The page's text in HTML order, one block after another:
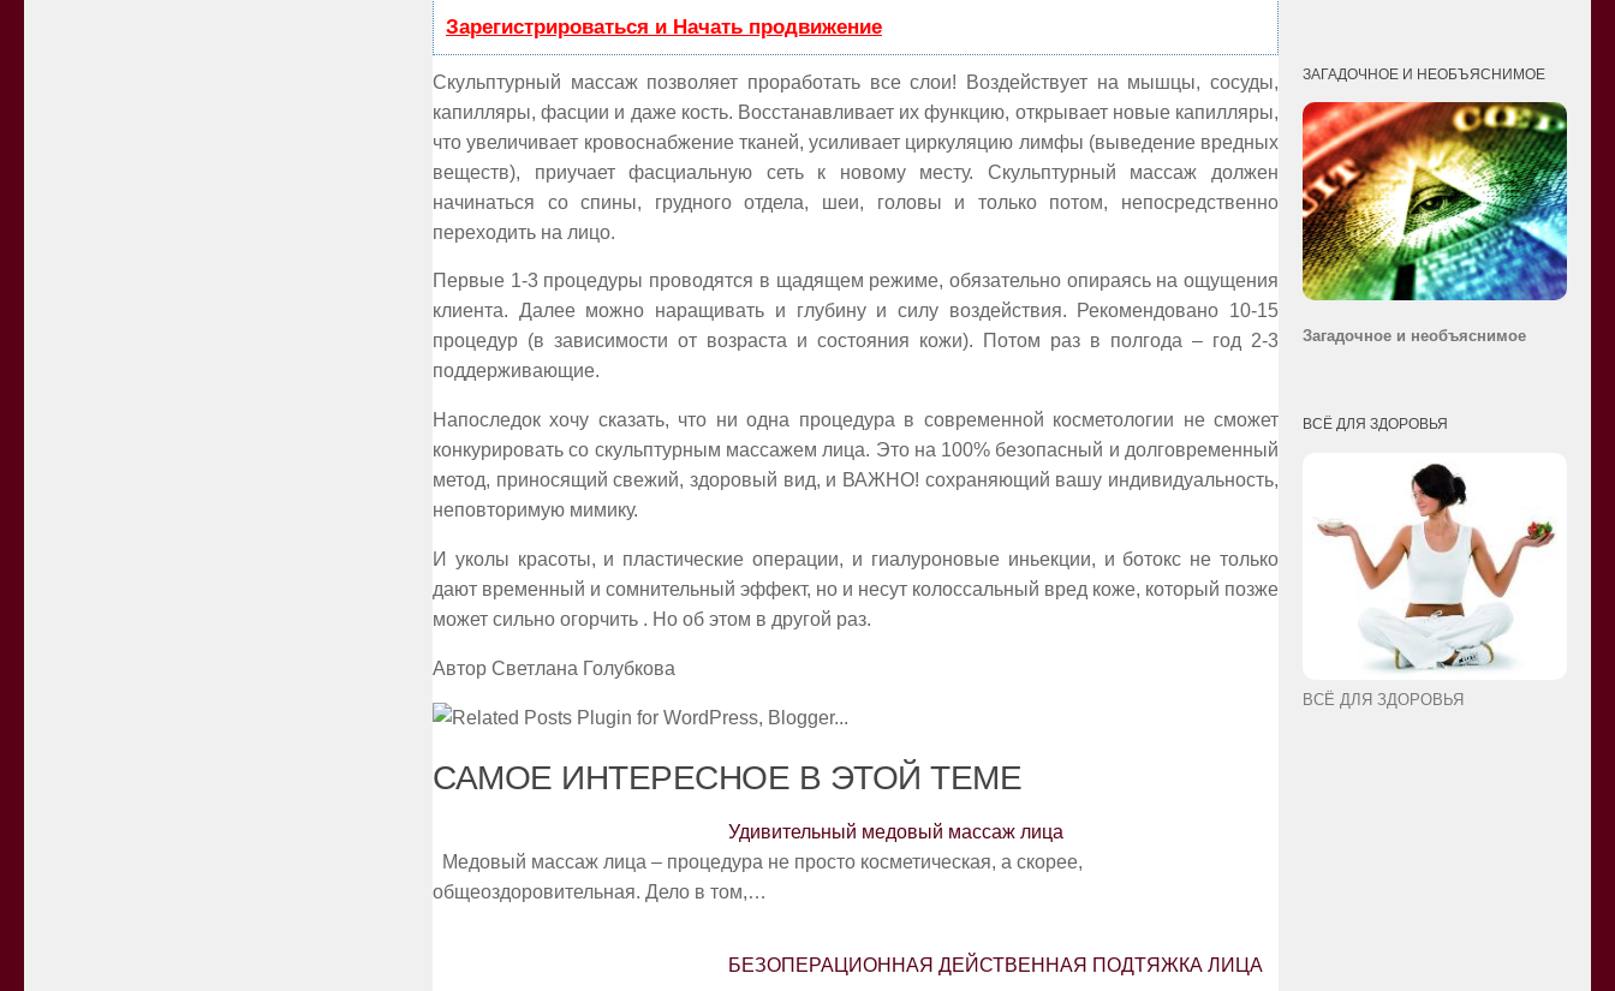
Зарегистрироваться и Начать продвижение
Скульптурный массаж позволяет проработать все слои! Воздействует на мышцы, сосуды,
капилляры, фасции и даже кость. Восстанавливает их функцию, открывает новые капилляры,
что увеличивает кровоснабжение тканей, усиливает циркуляцию лимфы (выведение вредных
веществ), приучает фасциальную сеть к новому месту. Скульптурный массаж должен
начинаться со спины, грудного отдела, шеи, головы и только потом, непосредственно
переходить на лицо.
Первые 1-3 процедуры проводятся в щадящем режиме, обязательно опираясь на ощущения
клиента. Далее можно наращивать и глубину и силу воздействия. Рекомендовано 10-15
процедур (в зависимости от возраста и состояния кожи). Потом раз в полгода – год 2-3
поддерживающие.
Напоследок хочу сказать, что ни одна процедура в современной косметологии не сможет
конкурировать со скульптурным массажем лица. Это на 100% безопасный и долговременный
метод, приносящий свежий, здоровый вид, и ВАЖНО! сохраняющий вашу индивидуальность,
неповторимую мимику.
И уколы красоты, и пластические операции, и гиалуроновые иньекции, и ботокс не только
дают временный и сомнительный эффект, но и несут колоссальный вред коже, который позже
может сильно огорчить . Но об этом в другой раз.
Автор Светлана Голубкова
САМОЕ ИНТЕРЕСНОЕ В ЭТОЙ ТЕМЕ
Удивительный медовый массаж лица
Медовый массаж лица – процедура не просто косметическая, а скорее,
общеоздоровительная. Дело в том,…
БЕЗОПЕРАЦИОННАЯ ДЕЙСТВЕННАЯ ПОДТЯЖКА ЛИЦА
ЗАГАДОЧНОЕ И НЕОБЪЯСНИМОЕ
Загадочное и необъяснимое
ВСЁ ДЛЯ ЗДОРОВЬЯ
ВСЁ ДЛЯ ЗДОРОВЬЯ